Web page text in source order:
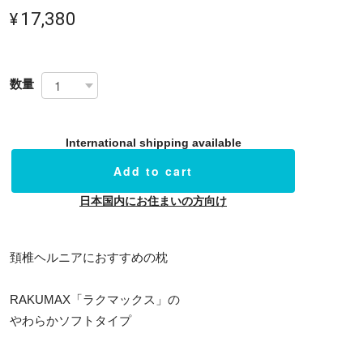
¥17,380
数量
International shipping available
Add to cart
日本国内にお住まいの方向け
頚椎ヘルニアにおすすめの枕
RAKUMAX「ラクマックス」の
やわらかソフトタイプ